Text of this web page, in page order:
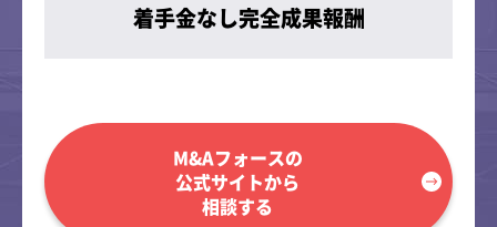
着手金なし完全成果報酬
M&Aフォースの
公式サイトから
相談する